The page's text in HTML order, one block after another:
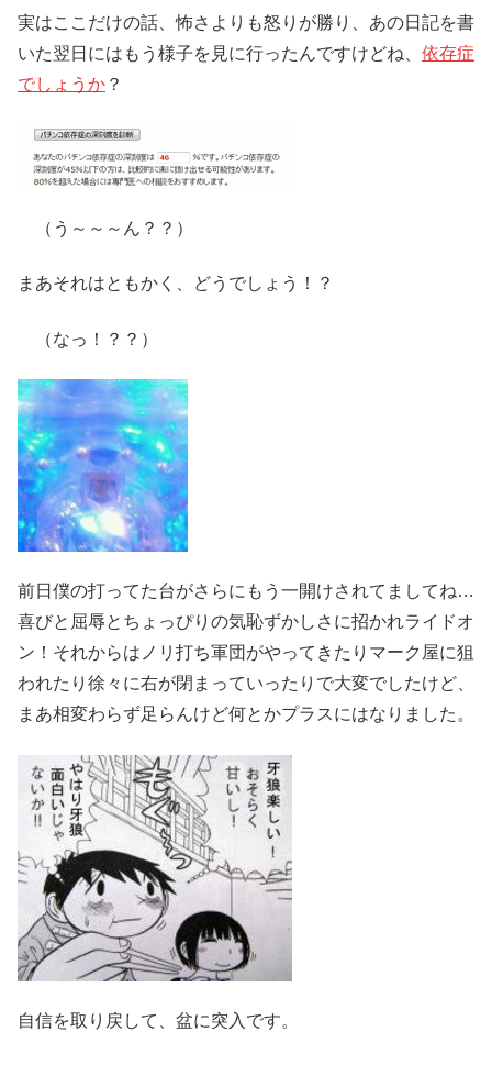
実はここだけの話、怖さよりも怒りが勝り、あの日記を書
いた翌日にはもう様子を見に行ったんですけどね、 依存症
でしょうか ？
（う～～～ん？？）
まあそれはともかく、どうでしょう！？
（なっ！？？）
前日僕の打ってた台がさらにもう一開けされてましてね…
喜びと屈辱とちょっぴりの気恥ずかしさに招かれライドオ
ン！それからはノリ打ち軍団がやってきたりマーク屋に狙
われたり徐々に右が閉まっていったりで大変でしたけど、
まあ相変わらず足らんけど何とかプラスにはなりました。
自信を取り戻して、盆に突入です。